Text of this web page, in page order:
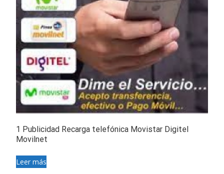
1 Publicidad Recarga telefónica Movistar Digitel
Movilnet
Leer más